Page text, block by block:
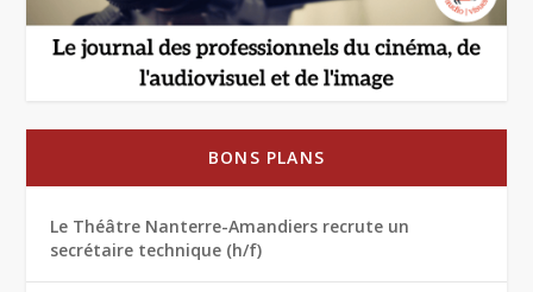
BONS PLANS
Le Théâtre Nanterre-Amandiers recrute un
secrétaire technique (h/f)